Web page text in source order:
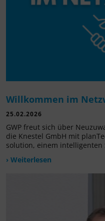
Willkommen im
25.02.2026
GWP freut sich über
die Knestel GmbH mit
solution, einem intelligenten
› Weiterlesen